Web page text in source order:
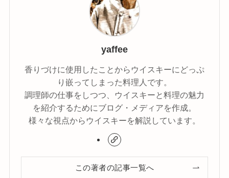
yaffee
香りづけに使用したことからウイスキーにどっぷ
り嵌ってしまった料理人です。
調理師の仕事をしつつ、ウイスキーと料理の魅力
を紹介するためにブログ・メディアを作成。
様々な視点からウイスキーを解説しています。
この著者の記事一覧へ